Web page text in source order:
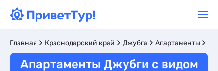
Главная Краснодарский край Джубга Апартаменты
Апартаменты Джубги с видом